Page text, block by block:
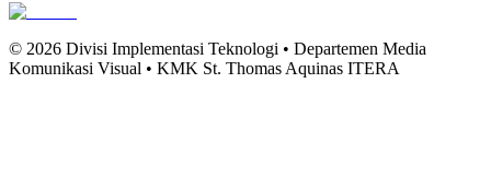
© 2026 Divisi Implementasi Teknologi • Departemen Media
Komunikasi Visual • KMK St. Thomas Aquinas ITERA